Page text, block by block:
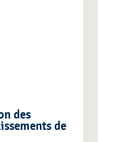
des
de